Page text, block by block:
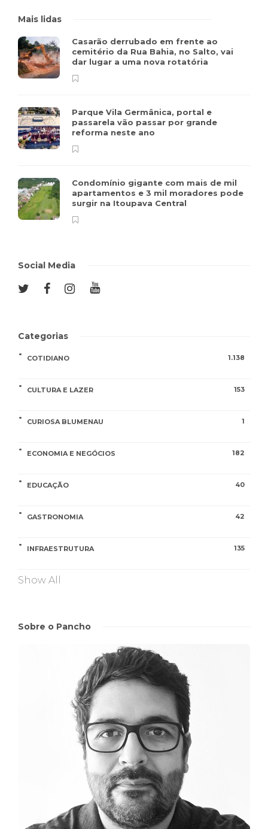
Mais lidas
Casarão derrubado em frente ao
cemitério da Rua Bahia, no Salto, vai
dar lugar a uma nova rotatória
Parque Vila Germânica, portal e
passarela vão passar por grande
reforma neste ano
Condomínio gigante com mais de mil
apartamentos e 3 mil moradores pode
surgir na Itoupava Central
Social Media
Categorias
COTIDIANO 1.138
CULTURA E LAZER 153
CURIOSA BLUMENAU 1
ECONOMIA E NEGÓCIOS 182
EDUCAÇÃO 40
GASTRONOMIA 42
INFRAESTRUTURA 135
Show All
Sobre o Pancho